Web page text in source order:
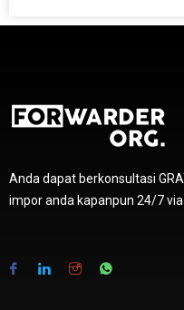
Anda dapat berkonsultasi
impor anda kapanpun 24/7